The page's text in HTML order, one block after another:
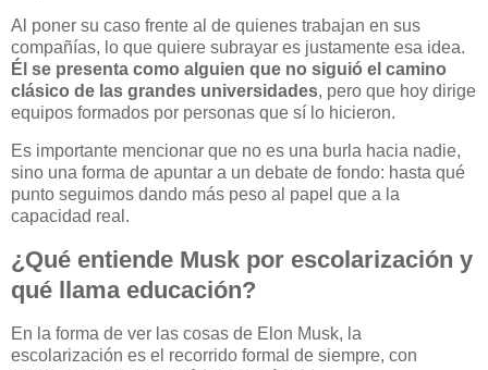
Al poner su caso frente al de quienes trabajan en sus
compañías, lo que quiere subrayar es justamente esa idea.
Él se presenta como alguien que no siguió el camino
clásico de las grandes universidades, pero que hoy dirige
equipos formados por personas que sí lo hicieron.
Es importante mencionar que no es una burla hacia nadie,
sino una forma de apuntar a un debate de fondo: hasta qué
punto seguimos dando más peso al papel que a la
capacidad real.
¿Qué entiende Musk por escolarización y
qué llama educación?
En la forma de ver las cosas de Elon Musk, la
escolarización es el recorrido formal de siempre, con